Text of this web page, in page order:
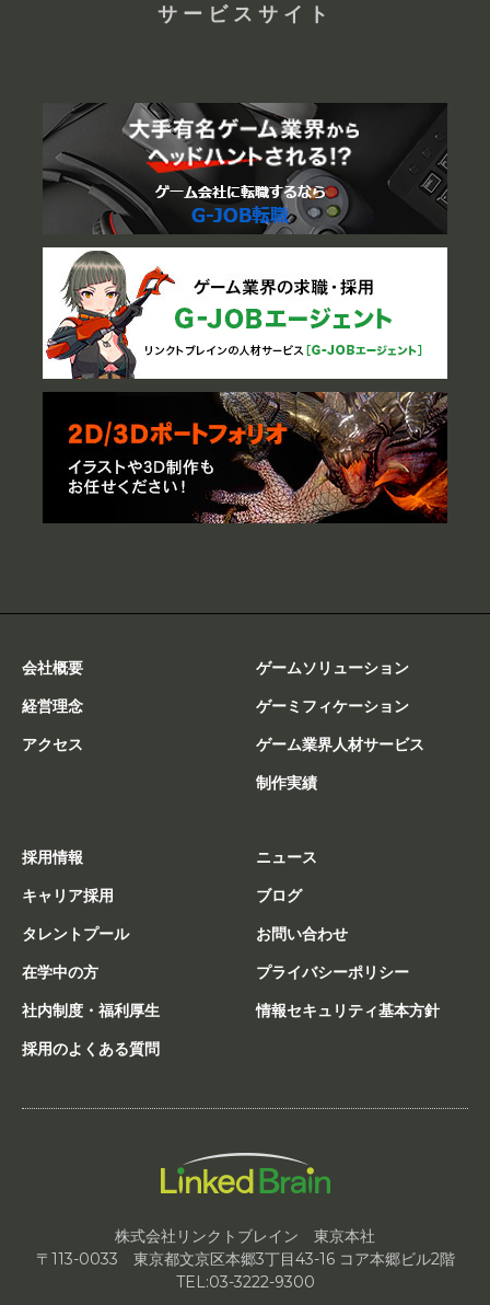
サービスサイト
会社概要
経営理念
アクセス
ゲームソリューション
ゲーミフィケーション
ゲーム業界人材サービス
制作実績
採用情報
キャリア採用
タレントプール
在学中の方
社内制度・福利厚生
採用のよくある質問
ニュース
ブログ
お問い合わせ
プライバシーポリシー
情報セキュリティ基本方針
株式会社リンクトブレイン 東京本社
〒113-0033 東京都文京区本郷3丁目43-16 コア本郷ビル2階
TEL:03-3222-9300